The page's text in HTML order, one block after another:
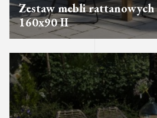
Zestaw mebli
160x90 II